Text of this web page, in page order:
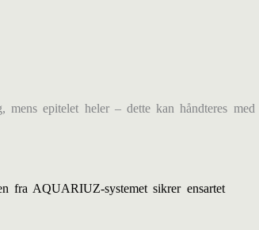
mens epitelet heler – dette kan håndteres med
fra AQUARIUZ-systemet sikrer ensartet